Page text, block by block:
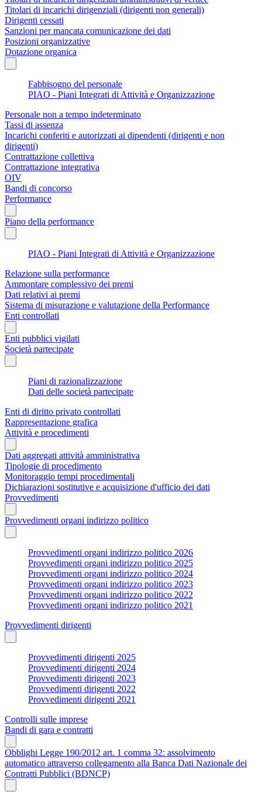
Titolari di incarichi dirigenziali (dirigenti non generali)
Dirigenti cessati
Sanzioni per mancata comunicazione dei dati
Posizioni organizzative
Dotazione organica
Fabbisogno del personale
PIAO - Piani Integrati di Attività e Organizzazione
Personale non a tempo indeterminato
Tassi di assenza
Incarichi conferiti e autorizzati ai dipendenti (dirigenti e non
dirigenti)
Contrattazione collettiva
Contrattazione integrativa
OIV
Bandi di concorso
Performance
Piano della performance
PIAO - Piani Integrati di Attività e Organizzazione
Relazione sulla performance
Ammontare complessivo dei premi
Dati relativi ai premi
Sistema di misurazione e valutazione della Performance
Enti controllati
Enti pubblici vigilati
Società partecipate
Piani di razionalizzazione
Dati delle società partecipate
Enti di diritto privato controllati
Rappresentazione grafica
Attività e procedimenti
Dati aggregati attività amministrativa
Tipologie di procedimento
Monitoraggio tempi procedimentali
Dichiarazioni sostitutive e acquisizione d'ufficio dei dati
Provvedimenti
Provvedimenti organi indirizzo politico
Provvedimenti organi indirizzo politico 2026
Provvedimenti organi indirizzo politico 2025
Provvedimenti organi indirizzo politico 2024
Provvedimenti organi indirizzo politico 2023
Provvedimenti organi indirizzo politico 2022
Provvedimenti organi indirizzo politico 2021
Provvedimenti dirigenti
Provvedimenti dirigenti 2025
Provvedimenti dirigenti 2024
Provvedimenti dirigenti 2023
Provvedimenti dirigenti 2022
Provvedimenti dirigenti 2021
Controlli sulle imprese
Bandi di gara e contratti
Obblighi Legge 190/2012 art. 1 comma 32: assolvimento
automatico attraverso collegamento alla Banca Dati Nazionale dei
Contratti Pubblici (BDNCP)